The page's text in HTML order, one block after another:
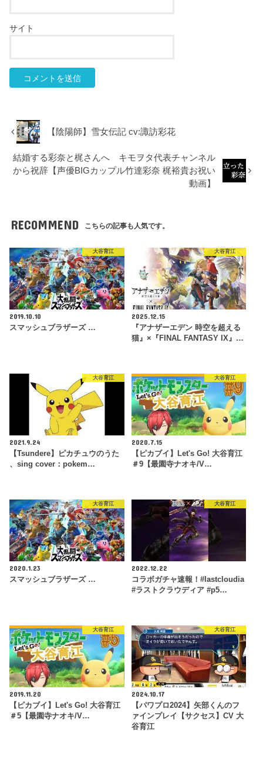
サイト
【陰陽師】雪女伝記 cv:諏訪彩花
結婚する彩奈と梶さんへ キモヲタ代表チャンネル
から祝辞【声優BIGカップル竹達彩奈 梶裕貴お祝い
動画】
RECOMMEND こちらの記事も人気です。
大谷育江
2019.10.10
スマッシュブラザーズ …
大谷育江
2025.12.15
『アナザーエデン 時空を超える
猫』×『FINAL FANTASY IX』…
大谷育江
2021.9.24
【Tsundere】ピカチュウのうた
、sing cover：pokem…
大谷育江
2020.7.15
【ピカブイ】Let's Go! 大谷育江
＃9【最園寺ナオキ/V…
大谷育江
2020.1.23
スマッシュブラザーズ …
大谷育江
2022.12.22
コラボガチャ速報！#lastcloudia
#ラストクラウディア #p5…
大谷育江
2019.11.20
【ピカブイ】Let's Go! 大谷育江
＃5【最園寺ナオキ/V…
大谷育江
2024.10.17
【パワプロ2024】矢部くんのフ
ァインプレイ【サクセス】CV 大
谷育江